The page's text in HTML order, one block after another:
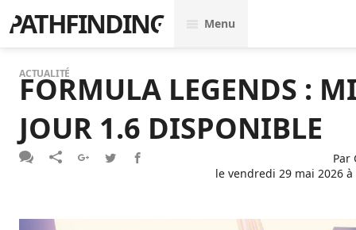
PATHFINDING Menu
ACTUALITÉ
FORMULA LEGENDS :
JOUR 1.6 DISPONIBLE
Par
le vendredi 29 mai 2026 à